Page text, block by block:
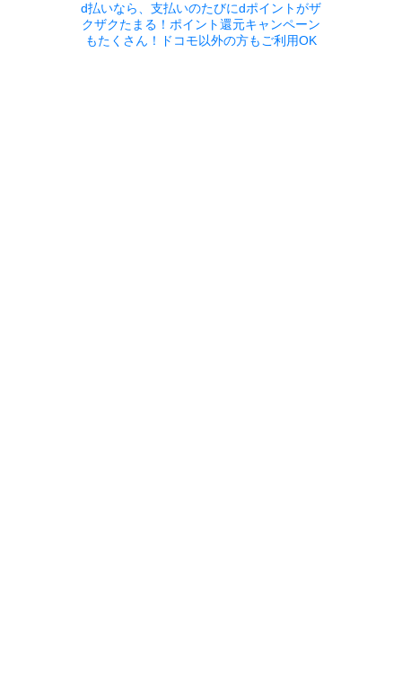
d払いなら、支払いのたびにdポイントがザ
クザクたまる！ポイント還元キャンペーン
もたくさん！ドコモ以外の方もご利用OK